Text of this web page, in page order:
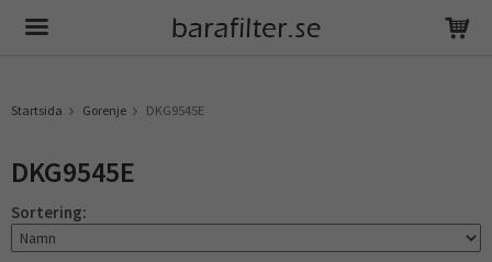
Startsida Gorenje DKG9545E
DKG9545E
Sortering: